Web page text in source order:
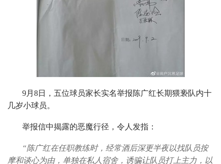
9月8日，五位球员家长实名举报陈广红长期猥亵队内十
几岁小球员。
举报信中揭露的恶魔行径，令人发指：
“陈广红在任职教练时，经常酒后深更半夜以找队员按
摩和谈心为由，单独在私人宿舍，诱骗让队员打上主力，以